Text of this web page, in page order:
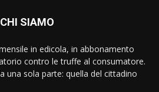
CHI SIAMO
in edicola, in abbonamento
contro le truffe al consumatore.
una sola parte: quella del cittadino